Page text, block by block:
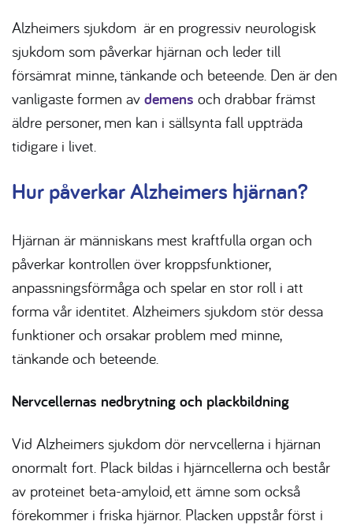
Alzheimers sjukdom är en progressiv neurologisk
sjukdom som påverkar hjärnan och leder till
försämrat minne, tänkande och beteende. Den är den
vanligaste formen av demens och drabbar främst
äldre personer, men kan i sällsynta fall uppträda
tidigare i livet.
Hur påverkar Alzheimers hjärnan?
Hjärnan är människans mest kraftfulla organ och
påverkar kontrollen över kroppsfunktioner,
anpassningsförmåga och spelar en stor roll i att
forma vår identitet. Alzheimers sjukdom stör dessa
funktioner och orsakar problem med minne,
tänkande och beteende.
Nervcellernas nedbrytning och plackbildning
Vid Alzheimers sjukdom dör nervcellerna i hjärnan
onormalt fort. Plack bildas i hjärncellerna och består
av proteinet beta-amyloid, ett ämne som också
förekommer i friska hjärnor. Placken uppstår först i